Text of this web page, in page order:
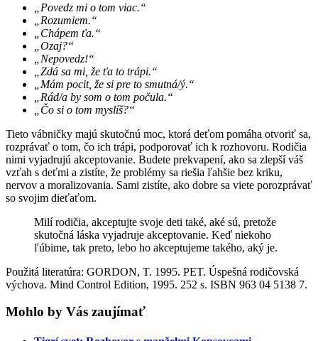
„Povedz mi o tom viac.“
„Rozumiem.“
„Chápem ťa.“
„Ozaj?“
„Nepovedz!“
„Zdá sa mi, že ťa to trápi.“
„Mám pocit, že si pre to smutná/ý.“
„Rád/a by som o tom počula.“
„Čo si o tom myslíš?“
Tieto vábničky majú skutočnú moc, ktorá deťom pomáha otvoriť sa,
rozprávať o tom, čo ich trápi, podporovať ich k rozhovoru. Rodičia
nimi vyjadrujú akceptovanie. Budete prekvapení, ako sa zlepší váš
vzťah s deťmi a zistíte, že problémy sa riešia ľahšie bez kriku,
nervov a moralizovania. Sami zistíte, ako dobre sa viete porozprávať
so svojim dieťaťom.
Milí rodičia, akceptujte svoje deti také, aké sú, pretože
skutočná láska vyjadruje akceptovanie. Keď niekoho
ľúbime, tak preto, lebo ho akceptujeme takého, aký je.
Použitá literatúra: GORDON, T. 1995. PET. Úspešná rodičovská
výchova. Mind Control Edition, 1995. 252 s. ISBN 963 04 5138 7.
Mohlo by Vás zaujímať